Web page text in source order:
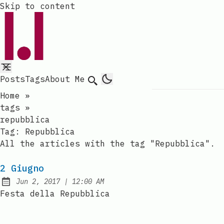
Skip to content
PostsTagsAbout Me Search
Home
»
tags »
repubblica
Tag: Repubblica
All the articles with the tag "Repubblica".
2 Giugno
Published:
Jun 2, 2017| at
12:00 AM
Festa della Repubblica